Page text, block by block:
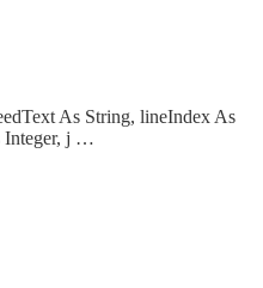
As String, lineIndex As
Integer, j …